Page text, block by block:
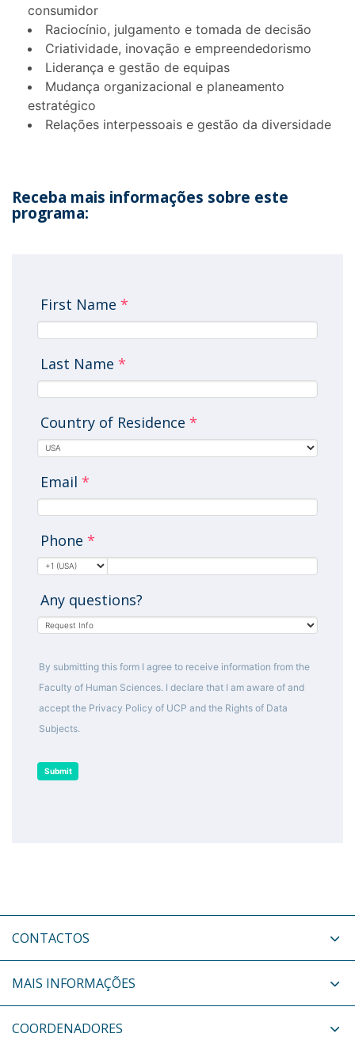
consumidor
Raciocínio, julgamento e tomada de decisão
Criatividade, inovação e empreendedorismo
Liderança e gestão de equipas
Mudança organizacional e planeamento
estratégico
Relações interpessoais e gestão da diversidade
Receba mais informações sobre este
programa:
First Name *
Last Name *
Country of Residence *
Email *
Phone *
Any questions?
By submitting this form I agree to receive information from the
Faculty of Human Sciences. I declare that I am aware of and
accept the Privacy Policy of UCP and the Rights of Data
Subjects.
Submit
CONTACTOS
MAIS INFORMAÇÕES
COORDENADORES